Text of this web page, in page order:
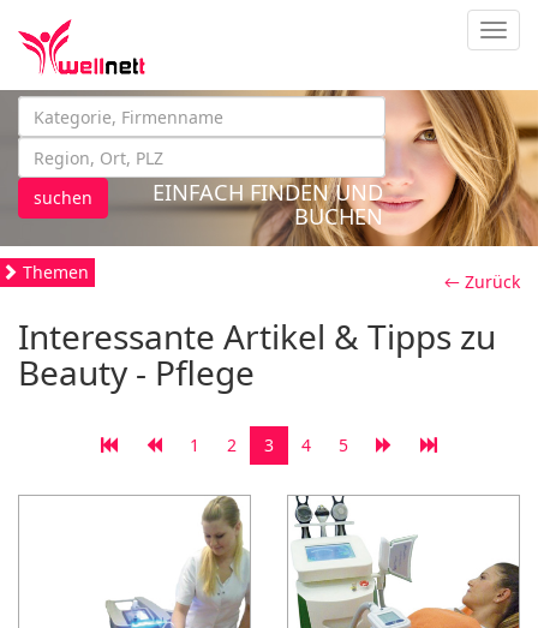
suchen
EINFACH FINDEN UND
BUCHEN
Themen ← Zurück
Interessante Artikel & Tipps zu
Beauty - Pflege
1 2 3 4 5